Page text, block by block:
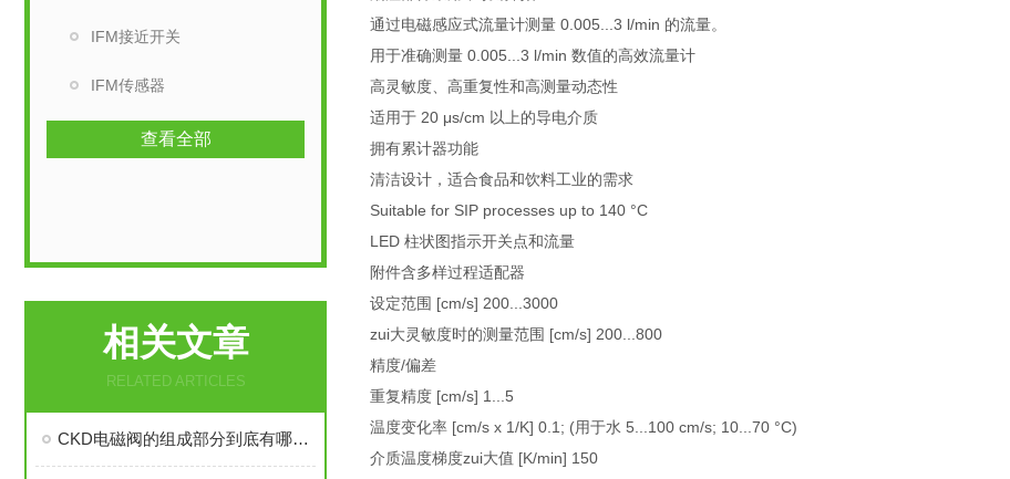
IFM接近开关
IFM传感器
查看全部
相关文章
RELATED ARTICLES
CKD电磁阀的组成部分到底有哪些？
通过电磁感应式流量计测量 0.005...3 l/min 的流量。
用于准确测量 0.005...3 l/min 数值的高效流量计
高灵敏度、高重复性和高测量动态性
适用于 20 μs/cm 以上的导电介质
拥有累计器功能
清洁设计，适合食品和饮料工业的需求
Suitable for SIP processes up to 140 °C
LED 柱状图指示开关点和流量
附件含多样过程适配器
设定范围 [cm/s] 200...3000
zui大灵敏度时的测量范围 [cm/s] 200...800
精度/偏差
重复精度 [cm/s] 1...5
温度变化率 [cm/s x 1/K] 0.1; (用于水 5...100 cm/s; 10...70 °C)
介质温度梯度zui大值 [K/min] 150